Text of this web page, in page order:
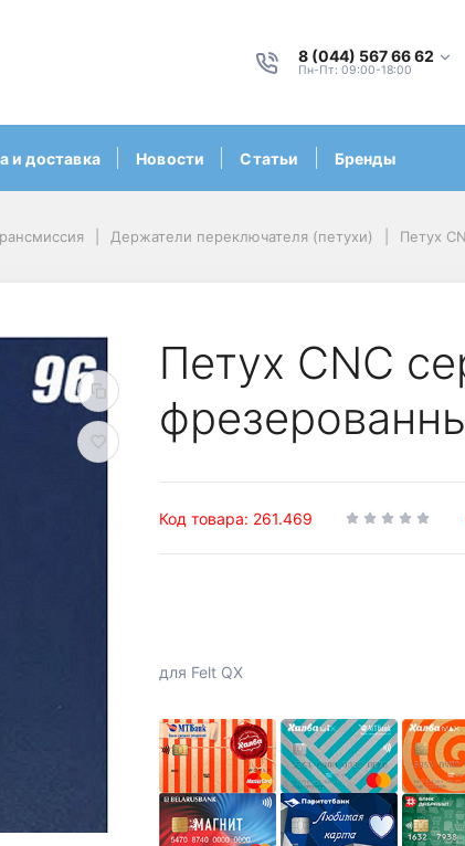
8 (044) 567 66 62
Пн-Пт: 09:00-18:00
и доставка Новости Статьи Бренды
Держатели переключателя (петухи) Петух
Петух CNC
Код товара: 261.469
для Felt QX